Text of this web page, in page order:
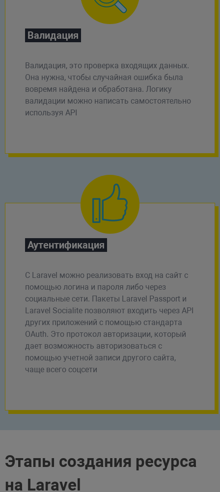
Валидация
Валидация, это проверка входящих данных.
Она нужна, чтобы случайная ошибка была
вовремя найдена и обработана. Логику
валидации можно написать самостоятельно
используя API
Аутентификация
С Laravel можно реализовать вход на сайт с
помощью логина и пароля либо через
социальные сети. Пакеты Laravel Passport и
Laravel Socialite позволяют входить через API
других приложений с помощью стандарта
OAuth. Это протокол авторизации, который
дает возможность авторизоваться с
помощью учетной записи другого сайта,
чаще всего соцсети
Этапы создания ресурса
на Laravel